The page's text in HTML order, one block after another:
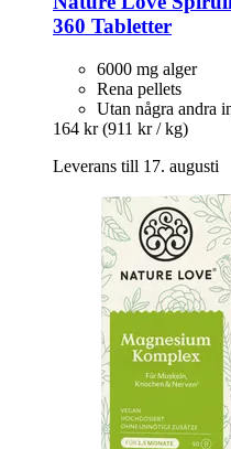
360 Tabletter
6000 mg alger
Rena pellets
Utan några andra
164 kr (911 kr / kg)
Leverans till 17. augusti